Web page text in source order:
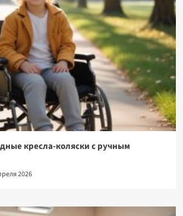
кресла-коляски с ручным
2026